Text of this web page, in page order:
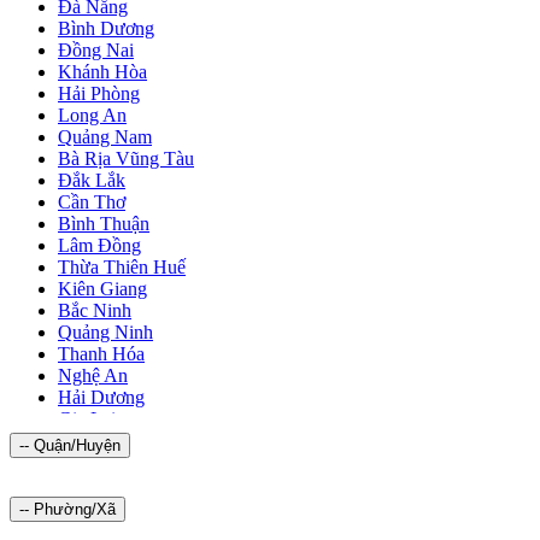
Đà Nẵng
Bình Dương
Đồng Nai
Khánh Hòa
Hải Phòng
Long An
Quảng Nam
Bà Rịa Vũng Tàu
Đắk Lắk
Cần Thơ
Bình Thuận
Lâm Đồng
Thừa Thiên Huế
Kiên Giang
Bắc Ninh
Quảng Ninh
Thanh Hóa
Nghệ An
Hải Dương
Gia Lai
Bình Phước
Hưng Yên
Tiền Giang
Thái Bình
-- Quận/Huyện
-- Phường/Xã